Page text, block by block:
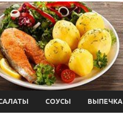
СОУСЫ ВЫПЕЧКА